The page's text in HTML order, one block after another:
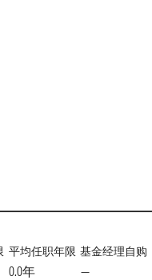
平均任职年限
0.0年
基金经理自购
—